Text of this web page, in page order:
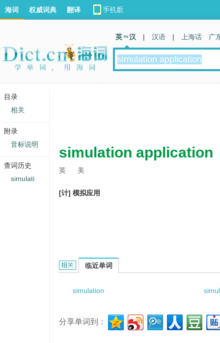
simulation application
英 美
[计] 模拟应用
simulation application的相关资料：
临近单词
simulation
分享单词到：
海词 权威词典 翻译
英 汉 | 汉语 | 上海话 广
目录
相关
附录
音标说明
查词历史
simulati